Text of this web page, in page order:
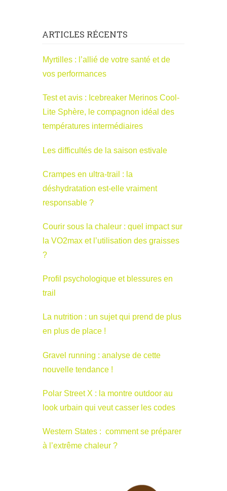
ARTICLES RÉCENTS
Myrtilles : l’allié de votre santé et de
vos performances
Test et avis : Icebreaker Merinos Cool-
Lite Sphère, le compagnon idéal des
températures intermédiaires
Les difficultés de la saison estivale
Crampes en ultra-trail : la
déshydratation est-elle vraiment
responsable ?
Courir sous la chaleur : quel impact sur
la VO2max et l’utilisation des graisses
?
Profil psychologique et blessures en
trail
La nutrition : un sujet qui prend de plus
en plus de place !
Gravel running : analyse de cette
nouvelle tendance !
Polar Street X : la montre outdoor au
look urbain qui veut casser les codes
Western States : comment se préparer
à l’extrême chaleur ?